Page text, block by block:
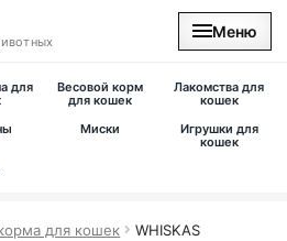
Меню
для
Весовой корм
для кошек
Лакомства для
кошек
Миски
Игрушки для
кошек
для кошек
WHISKAS